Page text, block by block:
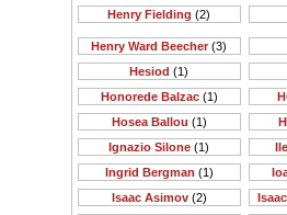
Henry Fielding (2)
Henry Ward Beecher (3)
Hesiod (1)
Honorede Balzac(1)
Hosea Ballou (1)
Ignazio Silone (1)
Ingrid Bergman (1)
Isaac Asimov(2)